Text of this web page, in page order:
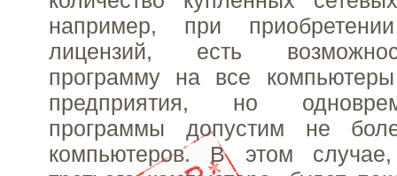
например, при
лицензий, есть
программу на все
предприятия, но
программы допустим не
компьютеров. В этом